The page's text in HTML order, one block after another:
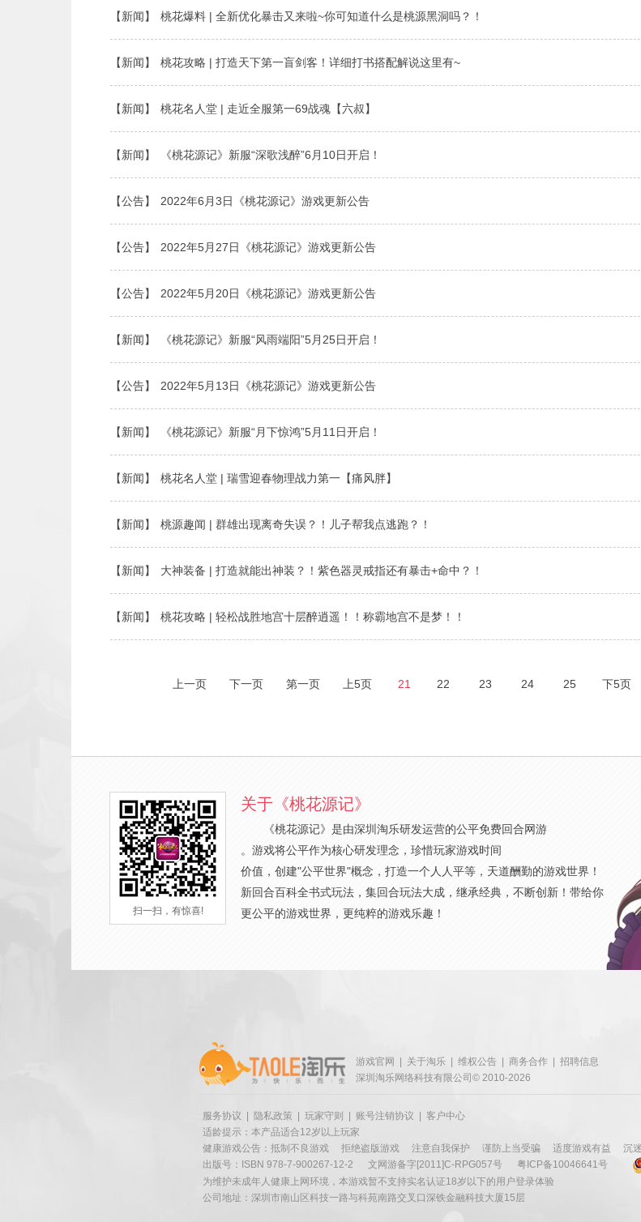
【新闻】 桃花爆料 | 全新优化暴击又来啦~你可知道什么是桃源黑洞吗？！
【新闻】 桃花攻略 | 打造天下第一盲剑客！详细打书搭配解说这里有~
【新闻】 桃花名人堂 | 走近全服第一69战魂【六叔】
【新闻】 《桃花源记》新服“深歌浅醉”6月10日开启！
【公告】 2022年6月3日《桃花源记》游戏更新公告
【公告】 2022年5月27日《桃花源记》游戏更新公告
【公告】 2022年5月20日《桃花源记》游戏更新公告
【新闻】 《桃花源记》新服“风雨端阳”5月25日开启！
【公告】 2022年5月13日《桃花源记》游戏更新公告
【新闻】 《桃花源记》新服“月下惊鸿”5月11日开启！
【新闻】 桃花名人堂 | 瑞雪迎春物理战力第一【痛风胖】
【新闻】 桃源趣闻 | 群雄出现离奇失误？！儿子帮我点逃跑？！
【新闻】 大神装备 | 打造就能出神装？！紫色器灵戒指还有暴击+命中？！
【新闻】 桃花攻略 | 轻松战胜地宫十层醉逍遥！！称霸地宫不是梦！！
上一页 下一页 第一页 上5页 21 22 23 24 25 下5页
扫一扫，有惊喜!
关于《桃花源记》
《桃花源记》是由深圳淘乐研发运营的公平免费回合网游
。游戏将公平作为核心研发理念，珍惜玩家游戏时间
价值，创建"公平世界"概念，打造一个人人平等，天道酬勤的游戏世界！
新回合百科全书式玩法，集回合玩法大成，继承经典，不断创新！带给你
更公平的游戏世界，更纯粹的游戏乐趣！
游戏官网 关于淘乐 维权公告 商务合作
招聘信息
深圳淘乐网络科技有限公司© 2010-2026
服务协议 隐私政策 玩家守则 账号注销协议
客户中心
适龄提示：本产品适合12岁以上玩家
健康游戏公告：抵制不良游戏
拒绝盗版游戏 注意自我保护 谨防上当受骗 适度游戏有益 沉
出版号：ISBN 978-7-900267-12-2
文网游备字[2011]C-RPG057号 粤ICP备10046641号
为维护未成年人健康上网环境，本游戏暂不支持实名认证18岁以下的用户登录体验
公司地址：深圳市南山区科技一路与科苑南路交叉口深铁金融科技大厦15层